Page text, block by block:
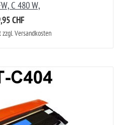
C 480 W,
CHF
zzgl. Versandkosten